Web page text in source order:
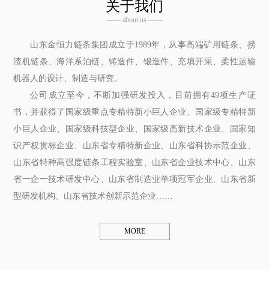
关于我们
—— about us ——
山东金恒力链条集团成立于1989年，从事高端矿用链条、捞
渣机链条、海洋系泊链、铸造件、锻造件、充填开采、柔性运输
机器人的设计、制造与研究。
公司成立至今，不断加强研发投入，目前拥有49项生产证
书，并获得了国家级重点专精特新小巨人企业、国家级专精特新
小巨人企业、国家级科技型企业、国家级高新技术企业、国家知
识产权贯标企业、山东省专精特新企业、山东省科协示范企业、
山东省特种高强度链条工程实验室、山东省企业技术中心、山东
省一企一技术研发中心、山东省制造业单项冠军企业、山东省新
型研发机构、山东省技术创新示范企业……
MORE